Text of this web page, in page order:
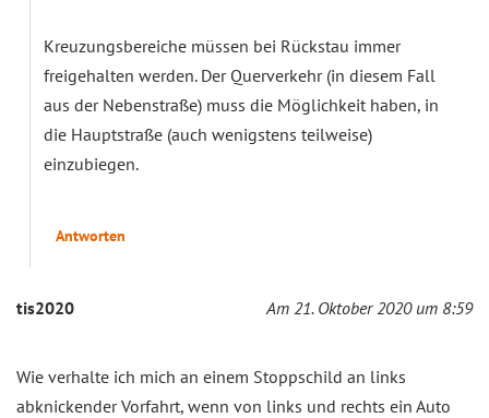
Kreuzungsbereiche müssen bei Rückstau immer
freigehalten werden. Der Querverkehr (in diesem Fall
aus der Nebenstraße) muss die Möglichkeit haben, in
die Hauptstraße (auch wenigstens teilweise)
einzubiegen.
Antworten
tis2020 Am 21. Oktober 2020 um 8:59
Wie verhalte ich mich an einem Stoppschild an links
abknickender Vorfahrt, wenn von links und rechts ein Auto